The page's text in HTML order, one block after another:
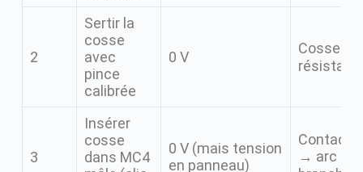
2
Sertir la
cosse
avec
pince
calibrée
0 V
Cosse
3
Insérer
cosse
dans MC4
0 V (mais tension
en panneau)
Contact
→ arc au